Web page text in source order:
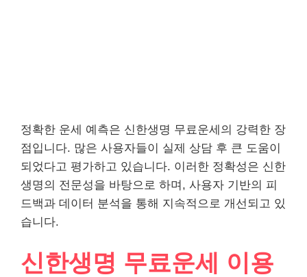
정확한 운세 예측은 신한생명 무료운세의 강력한 장
점입니다. 많은 사용자들이 실제 상담 후 큰 도움이
되었다고 평가하고 있습니다. 이러한 정확성은 신한
생명의 전문성을 바탕으로 하며, 사용자 기반의 피
드백과 데이터 분석을 통해 지속적으로 개선되고 있
습니다.
신한생명 무료운세 이용